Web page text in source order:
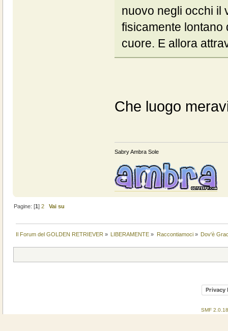
nuovo negli occhi il
fisicamente lontano
cuore. E allora
Che luogo
Sabry Ambra Sole
Pagine: [1]2 Vai su
Il Forum del GOLDEN RETRIEVER » LIBERAMENTE » Raccontiamoci» Dov'è
Privacy
SMF 2.0.18